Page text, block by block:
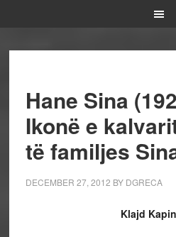
Hane Sina
Ikonë e
të familjes
DECEMBER 27, 2012 BY DGRECA
Klajd